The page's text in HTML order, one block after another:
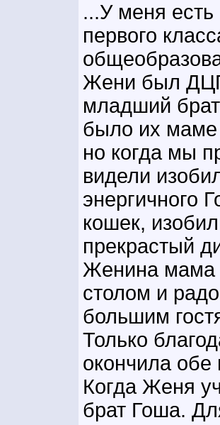
...У меня
первого
Жени был
младший
было их маме
но когда мы
видели
энергичного
кошек,
прекрастый
Женина мама
столом и
большим
Только
окончила обе
Когда Женя
брат Гоша.